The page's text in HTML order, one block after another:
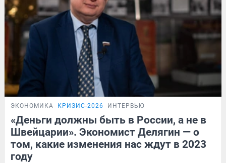
ЭКОНОМИКА КРИЗИС-2026 ИНТЕРВЬЮ
«Деньги должны быть в России, а не в
Швейцарии». Экономист Делягин — о
том, какие изменения нас ждут в 2023
году